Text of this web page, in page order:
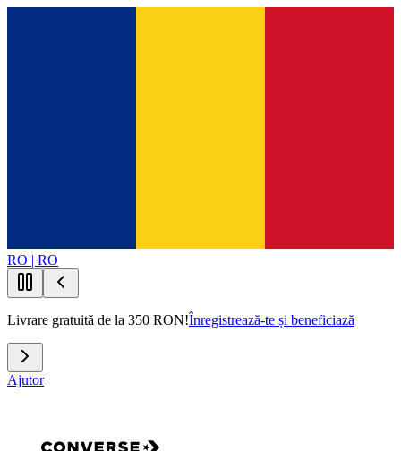
RO | RO
Livrare gratuită de la 350 RON!Înregistrează-te și beneficiază
Ajutor